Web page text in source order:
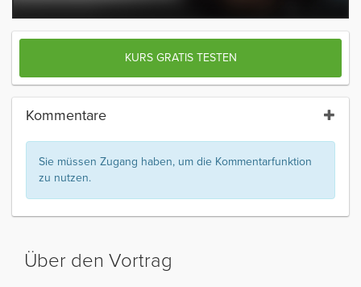
KURS GRATIS TESTEN
Kommentare
Sie müssen Zugang haben, um die Kommentarfunktion
zu nutzen.
Über den Vortrag